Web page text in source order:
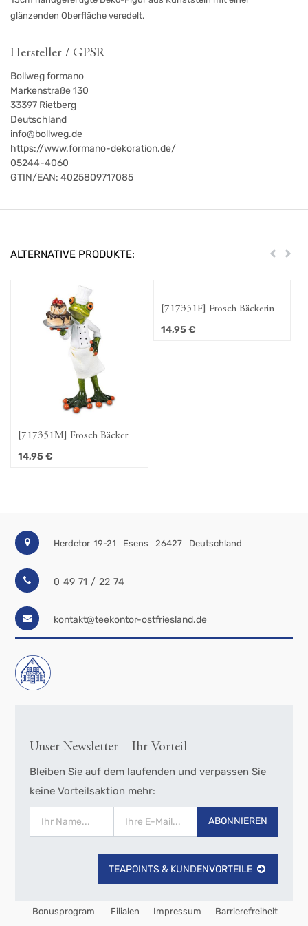
glänzenden Oberfläche veredelt.
Hersteller / GPSR
Bollweg formano
Markenstraße 130
33397 Rietberg
Deutschland
info@bollweg.de
https://www.formano-dekoration.de/
05244-4060
GTIN/EAN: 4025809717085
ALTERNATIVE PRODUKTE: Zurück
[717351M] Frosch Bäcker
14,95€
[717351F] Frosch Bäckerin
14,95€
Herdetor 19-21 Esens 26427 Deutschland
0 49 71 / 22 74
kontakt@teekontor-ostfriesland.de
Unser Newsletter – Ihr Vorteil
Bleiben Sie auf dem laufenden und verpassen Sie
keine Vorteilsaktion mehr:
ABONNIEREN
TEAPOINTS & KUNDENVORTEILE
Bonusprogram Filialen Impressum Barrierefreiheit